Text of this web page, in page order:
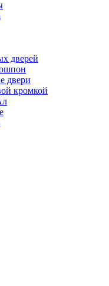
дверей
двери
кромкой